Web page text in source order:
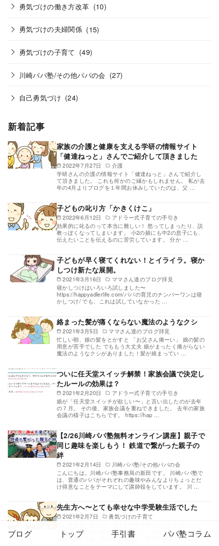
勇気づけの働き方改革 (10)
勇気づけの夫婦関係 (15)
勇気づけの子育て (49)
川崎パパ塾/その他パパの会 (27)
自己勇気づけ (24)
新着記事
2022年7月27日 介護
家族の介護と健康を支える学研の情報サイト
「健達ねっと」さんでご紹介して頂きました
学研さんの介護の情報サイト「健達ねっと」さんで紹介し
て頂きました。 これも何かのご縁かもしれません。 私が去
年の4月よりブログを１年間お休みしていたのは、父 …
2022年6月12日 アドラー式子育ての手引き
子どもの叱り方「かきくけこ」
効果的に叱るのって本当に難しい！ 怒ってしまったり、説
教っぽくなってしまいます。 小2の娘にも中2の息子にも、
伝えたいことを伝えるのに苦労しています。 分か …
2021年3月16日 ママさん達のブログ拝見
子どもが早く寝てくれない！とイライラ。寝か
しつけ新たな展開。
寝かしつけはいろいろ試しました〜
https://happyadlerlife.com/パパの育児のナンバーワンは寝
かしつけ/ でも、これは試していなかった …
2021年3月5日 ママさん達のブログ拝見
絡まった髪が痛くならない魔法のようなクシ
忙しい朝、娘の髪をとかすと 「お父さん痛ーい」 娘の髪の
用意が苦手でした でももう大丈夫 娘がまったく痛がらない
魔法のようなクシがありました！髪が絡まってい …
2021年2月20日 アドラー式子育ての手引き
ついに任天堂スイッチ解禁！家族会議で決定し
たルールの効果は？
娘が「任天堂スイッチが欲しい〜」と言い出したのが去年
の７月。 その後、家族会議を重ねできました。 去年の家族
会議の様子はこちらです。 https://hap …
2021年2月14日 川崎パパ塾/その他パパの会
【2/26川崎パパ塾無料オンライン講座】親子で
同じ趣味を楽しもう！ 鉄道で繋がった親子の
絆
こんにちは。川崎パパ塾事務局の新田です。 川崎パパ塾で
は、普通のパパがそれぞれの趣味やみんなよりちょっとだ
け得意なことをテーマにして講師役をしています。 川 …
2021年2月7日 勇気づけの子育て
先生方へ〜とても幸せな中学受験生活でした
た時は、遊びたい時期の受験ってどうなんだろうかと迷い
もありましたが、終わってみると、息子と家族にとって、
ブログ トップ 手引書 パパ塾コラム